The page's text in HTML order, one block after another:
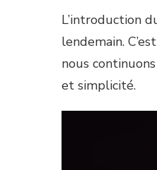
L’introduction
lendemain.
nous
et simplicité.